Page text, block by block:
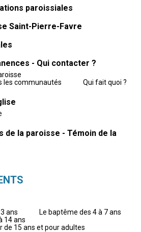
paroissiales
Saint-Pierre-Favre
- Qui contacter ?
les communautés
Qui fait quoi ?
de la paroisse - Témoin de la
ans
Le baptême des 4 à 7 ans
14 ans
de 15 ans et pour adultes